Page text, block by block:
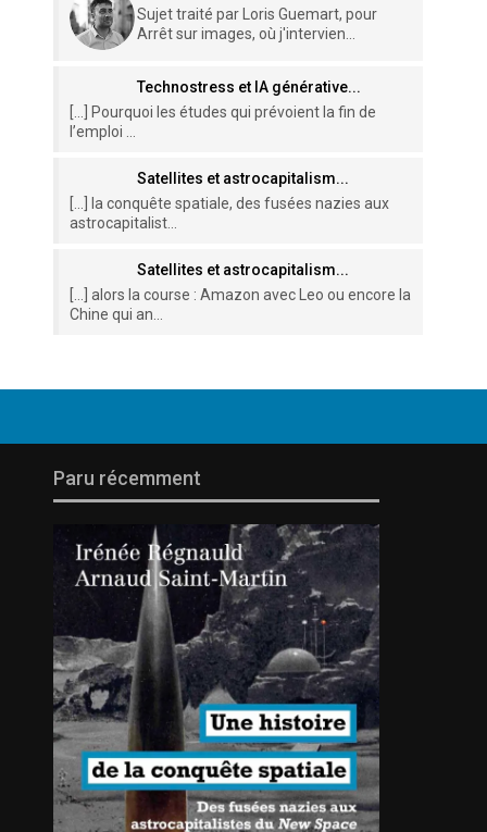
Sujet traité par Loris Guemart, pour
Arrêt sur images, où j'intervien...
Technostress et IA générative...
[…] Pourquoi les études qui prévoient la fin de
l’emploi ...
Satellites et astrocapitalism...
[…] la conquête spatiale, des fusées nazies aux
astrocapitalist...
Satellites et astrocapitalism...
[…] alors la course : Amazon avec Leo ou encore la
Chine qui an...
Paru récemment